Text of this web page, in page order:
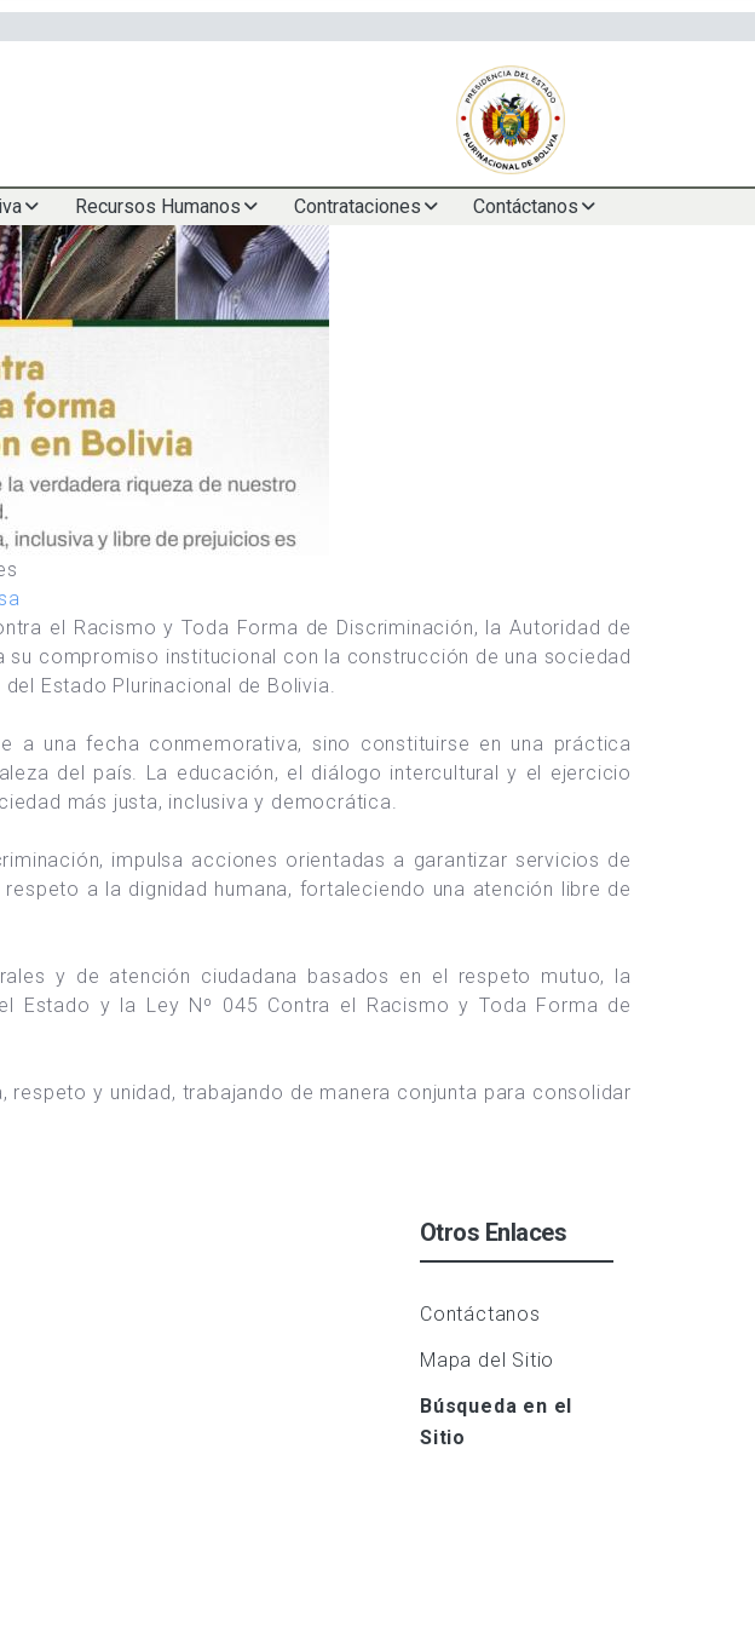
Recursos Humanos Contrataciones Contáctanos
el Racismo y Toda Forma de Discriminación, la Autoridad de
compromiso institucional con la construcción de una sociedad
Estado Plurinacional de Bolivia.
una fecha conmemorativa, sino constituirse en una práctica
del país. La educación, el diálogo intercultural y el ejercicio
más justa, inclusiva y democrática.
impulsa acciones orientadas a garantizar servicios de
a la dignidad humana, fortaleciendo una atención libre de
y de atención ciudadana basados en el respeto mutuo, la
Estado y la Ley Nº 045 Contra el Racismo y Toda Forma de
y unidad, trabajando de manera conjunta para consolidar
Otros Enlaces
Contáctanos
Mapa del Sitio
Búsqueda en el
Sitio